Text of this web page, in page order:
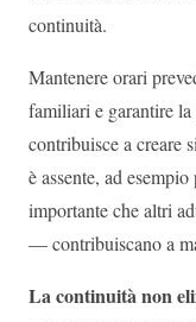
continuità.
Mantenere orari
familiari e garantire
contribuisce a creare
è assente, ad
importante che altri
— contribuiscano a
La continuità non